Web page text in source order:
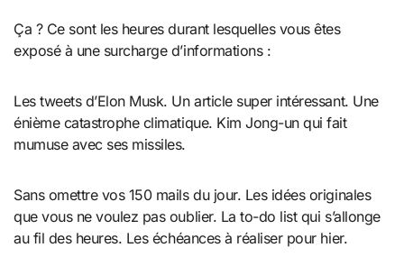
Ça ? Ce sont les heures durant lesquelles vous êtes
exposé à une surcharge d’informations :
Les tweets d’Elon Musk. Un article super intéressant. Une
énième catastrophe climatique. Kim Jong-un qui fait
mumuse avec ses missiles.
Sans omettre vos 150 mails du jour. Les idées originales
que vous ne voulez pas oublier. La to-do list qui s’allonge
au fil des heures. Les échéances à réaliser pour hier.